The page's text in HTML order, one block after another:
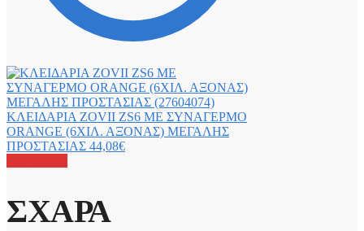
ΚΛΕΙΔΑΡΙΑ ZOVII ZS6 ΜΕ ΣΥΝΑΓΕΡΜΟ
ORANGE (6ΧΙΛ. ΑΞΟΝΑΣ) ΜΕΓΑΛΗΣ
ΠΡΟΣΤΑΣΙΑΣ 44,08€
ΣΧΑΡΑ